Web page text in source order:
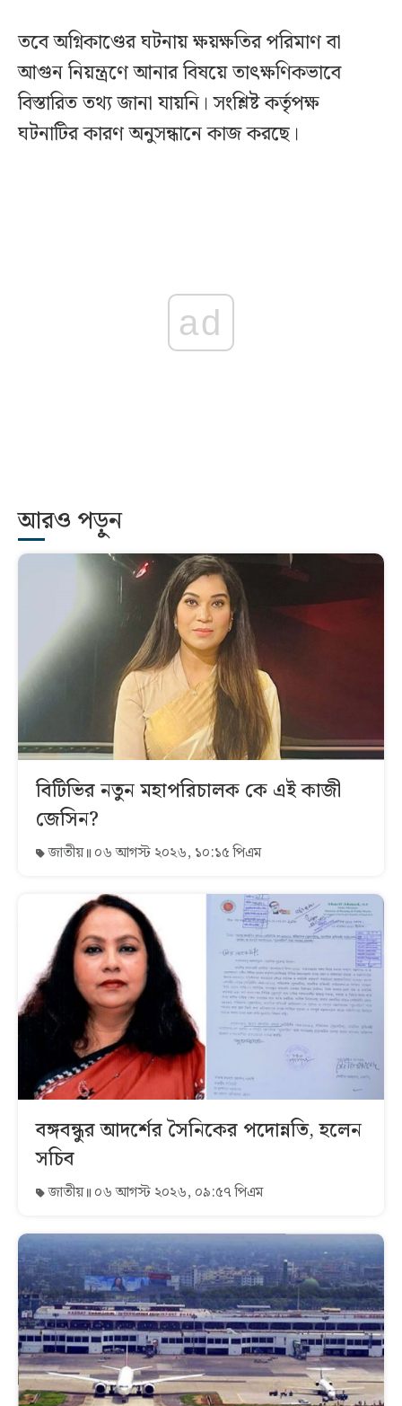
তবে অগ্নিকাণ্ডের ঘটনায় ক্ষয়ক্ষতির পরিমাণ বা
আগুন নিয়ন্ত্রণে আনার বিষয়ে তাৎক্ষণিকভাবে
বিস্তারিত তথ্য জানা যায়নি। সংশ্লিষ্ট কর্তৃপক্ষ
ঘটনাটির কারণ অনুসন্ধানে কাজ করছে।
ad
আরও পড়ুন
বিটিভির নতুন মহাপরিচালক কে এই কাজী
জেসিন?
জাতীয় ০৬ আগস্ট ২০২৬, ১০:১৫ পিএম
বঙ্গবন্ধুর আদর্শের সৈনিকের পদোন্নতি, হলেন
সচিব
জাতীয় ০৬ আগস্ট ২০২৬, ০৯:৫৭ পিএম